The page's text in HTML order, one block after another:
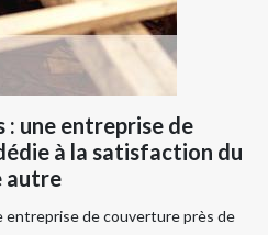
une entreprise de
à la satisfaction du
autre
entreprise de couverture près de